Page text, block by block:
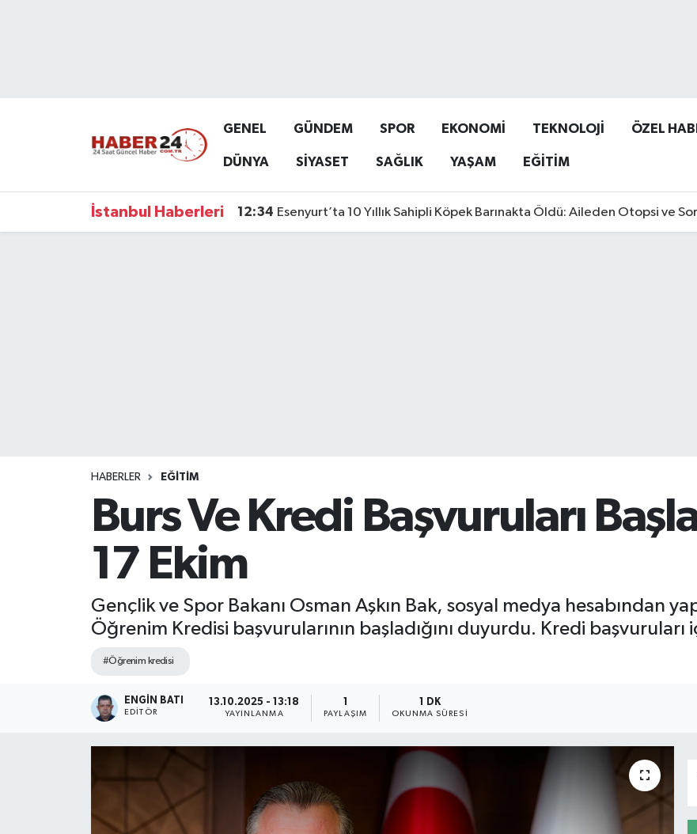
GENEL GÜNDEM SPOR EKONOMİ TEKNOLOJİ ÖZEL
DÜNYA SİYASET SAĞLIK YAŞAM EĞİTİM
İstanbul Haberleri 12:34 Esenyurt’ta 10 Yıllık Sahipli Köpek Barınakta Öldü: Aileden Otopsi ve
HABERLER EĞİTİM
Burs Ve Kredi Başvuruları
17 Ekim
Gençlik ve Spor Bakanı Osman Aşkın Bak, sosyal medya hesabından
Öğrenim Kredisi başvurularının başladığını duyurdu. Kredi
#Öğrenim kredisi
ENGIN BATI
EDITÖR
13.10.2025 - 13:18
YAYINLANMA PAYLAŞIM
1 DK
OKUNMA SÜRESI
Namaz Vakitleri
Süper Lig Puan Durumu ve Fikstür